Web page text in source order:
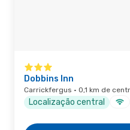
Dobbins Inn
Carrickfergus · 0,1 km de
Localização central